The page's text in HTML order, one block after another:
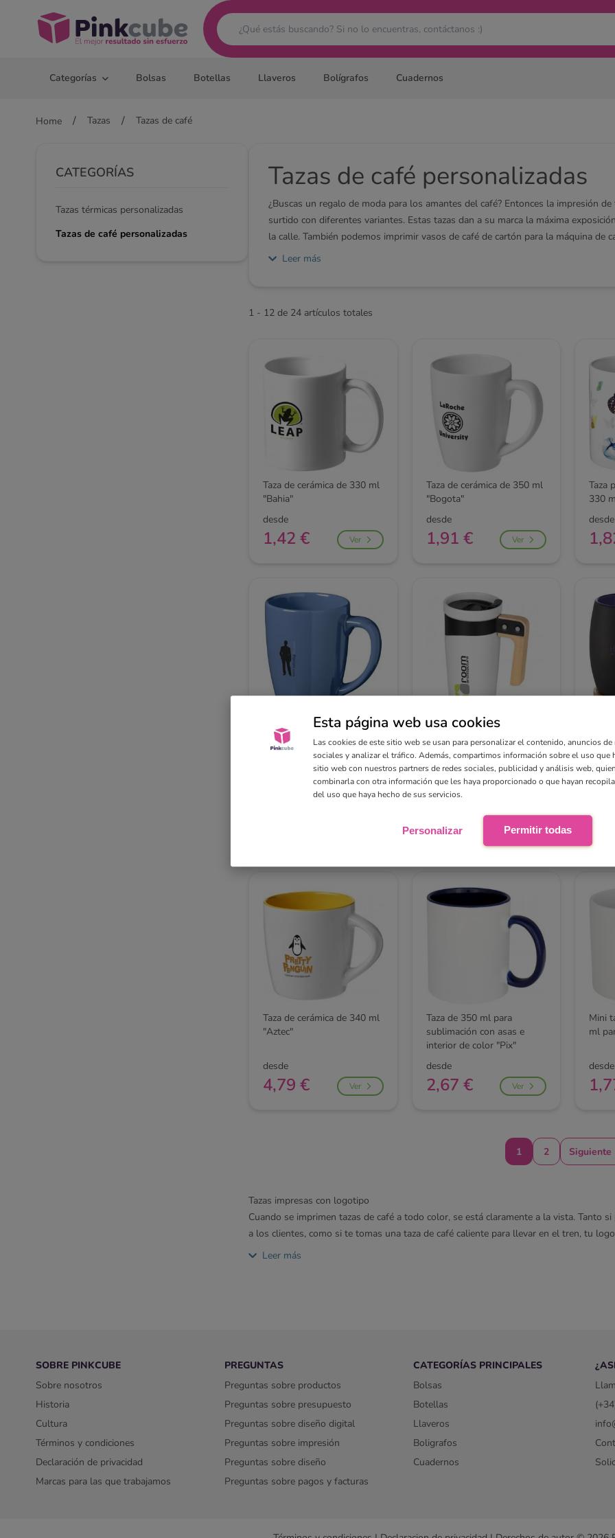
Esta página web usa cookies
Las cookies de este sitio web se usan para personalizar el contenido, anuncios de
sociales y analizar el tráfico. Además, compartimos información sobre el uso que
sitio web con nuestros partners de redes sociales, publicidad y análisis web,
combinarla con otra información que les haya proporcionado o que hayan
del uso que haya hecho de sus servicios.
Personalizar Permitir todas
Pinkcube
Categorías Bolsas Botellas Llaveros Bolígrafos Cuadernos
Home / Tazas / Tazas de café
CATEGORÍAS
Tazas térmicas personalizadas
Tazas de café personalizadas
Tazas de café personalizadas
¿Buscas un regalo de moda para los amantes del café? Entonces la impresión
surtido con diferentes variantes. Estas tazas dan a su marca la máxima
la calle. También podemos imprimir vasos de café de cartón para la máquina
rápidamente una taza de café adecuada. Si no encuentras lo que buscas, no
Leer más
1 - 12 de 24 artículos totales
Taza de cerámica de 330 ml
"Bahia"
desde
1,42 € Ver
Taza de cerámica de 350 ml
"Bogota"
desde
1,91 € Ver
Taza
330
desde
Taza de cerámica de 350 ml
"Medellin"
Ver
Taza de cerámica con asa de
madera de 475 ml “Grotto”
desde
15,23 €
con
desde
Taza de cerámica de 340 ml
"Aztec"
desde
4,79 € Ver
Taza de 350 ml para
sublimación con asas e
interior de color "Pix"
desde
2,67 € Ver
Mini
ml
desde
Diseño digital gratuito
1 2 Siguiente
Tazas impresas con logotipo
Cuando se imprimen tazas de café a todo color, se está claramente a la vista. Tanto
a los clientes, como si te tomas una taza de café caliente para llevar en el tren, tu
con su logotipo a todo color tienen un valor de atención tan alto. En otras palabras,
Leer más
SOBRE PINKCUBE
Sobre nosotros
Historia
Cultura
Términos y condiciones
Declaración de privacidad
Marcas para las que trabajamos
PREGUNTAS
Preguntas sobre productos
Preguntas sobre presupuesto
Preguntas sobre diseño digital
Preguntas sobre impresión
Preguntas sobre diseño
Preguntas sobre pagos y facturas
CATEGORÍAS PRINCIPALES
Bolsas
Botellas
Llaveros
Boligrafos
Cuadernos